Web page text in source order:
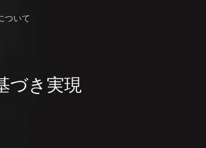
ついて
づき実現